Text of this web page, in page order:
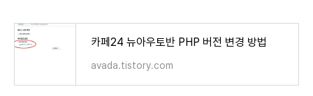
카페24 뉴아우토반 PHP 버전 변경 방법
avada.tistory.com